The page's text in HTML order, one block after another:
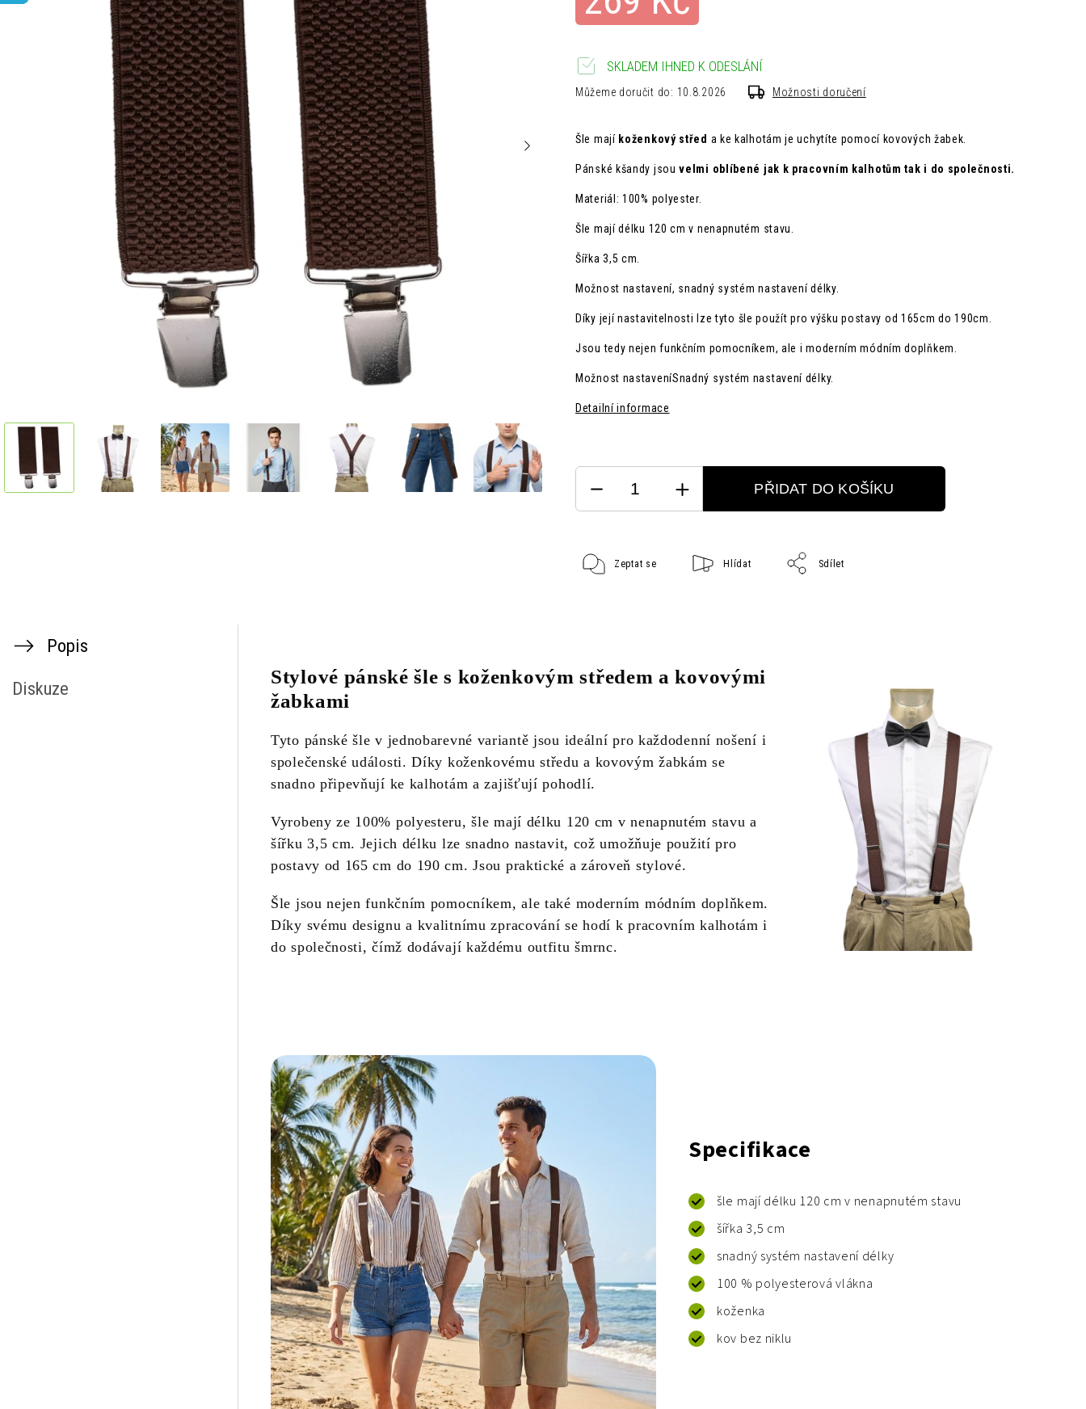
Šle mají koženkový střed a ke kalhotám je uchytíte pomocí kovových žabek.
Pánské kšandy jsouvelmi oblíbené jak k pracovním kalhotům tak i do společnosti.
Materiál: 100% polyester.
Šle mají délku 120 cm v nenapnutém stavu.
Šířka 3,5 cm.
Možnost nastavení, snadný systém nastavení délky.
Díky její nastavitelnosti lze tyto šle použít pro výšku postavy od 165cm do 190cm.
Jsou tedy nejen funkčním pomocníkem, ale i moderním módním doplňkem.
Možnost nastaveníSnadný systém nastavení délky.
Detailní informace
SKLADEM IHNED K ODESLÁNÍ
Můžeme doručit do: 10.8.2026 Možnosti doručení
PŘIDAT DO KOŠÍKU
Zeptat se Hlídat Sdílet
Popis
Diskuze
Stylové pánské šle s koženkovým středem a kovovými
žabkami
Tyto pánské šle v jednobarevné variantě jsou ideální pro každodenní nošení i
společenské události. Díky koženkovému středu a kovovým žabkám se
snadno připevňují ke kalhotám a zajišťují pohodlí.
Vyrobeny ze 100% polyesteru, šle mají délku 120 cm v nenapnutém stavu a
šířku 3,5 cm. Jejich délku lze snadno nastavit, což umožňuje použití pro
postavy od 165 cm do 190 cm. Jsou praktické a zároveň stylové.
Šle jsou nejen funkčním pomocníkem, ale také moderním módním doplňkem.
Díky svému designu a kvalitnímu zpracování se hodí k pracovním kalhotám i
do společnosti, čímž dodávají každému outfitu šmrnc.
Specifikace
šle mají délku 120 cm v nenapnutém stavu
šířka 3,5 cm
snadný systém nastavení délky
100 % polyesterová vlákna
koženka
kov bez niklu